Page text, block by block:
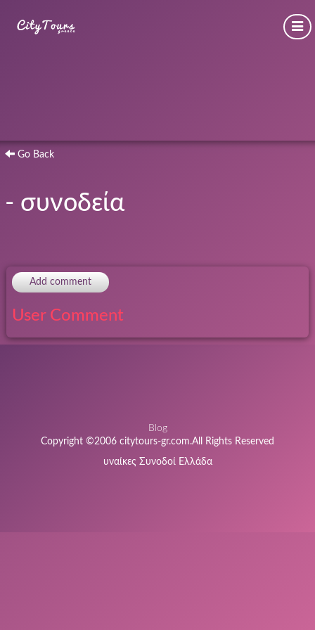
Go Back
- συνοδεία
Add comment
User Comment
Blog
Copyright ©2006 citytours-gr.com.All Rights Reserved
υναίκες Συνοδοί Ελλάδα